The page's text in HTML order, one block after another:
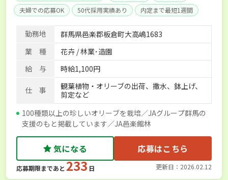
夫婦での応募OK
50代採用実績あり
内定まで最短1週間
勤務地
群馬県邑楽郡板倉町大高嶋1683
業 種
花卉 / 林業･造園
給 与
時給1,100円
仕 事
観葉植物・オリーブの出荷、撒水、鉢上げ、
剪定など
100種類以上の珍しいオリーブを栽培／JAグループ群馬の
支援のもと掲載しています／JA邑楽館林
気になる 応募はこちら
応募期限まであと 233 日 更新日：2026.02.12